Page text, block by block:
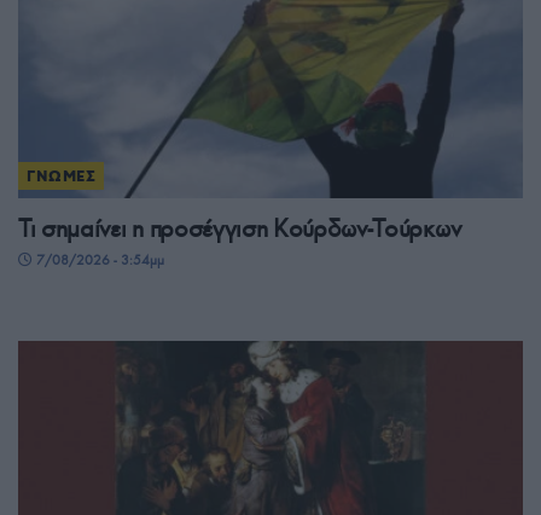
ΓΝΩΜΕΣ
Τι σημαίνει η προσέγγιση Κούρδων-Τούρκων
7/08/2026 - 3:54μμ